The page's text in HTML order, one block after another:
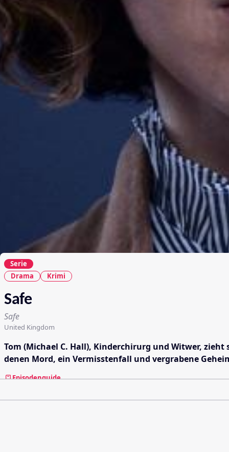
Serie
Drama
Krimi
Safe
Safe
United Kingdom
Tom (Michael C. Hall), Kinderchirurg und Witwer,
denen Mord, ein Vermisstenfall und vergrabene
Episodenguide